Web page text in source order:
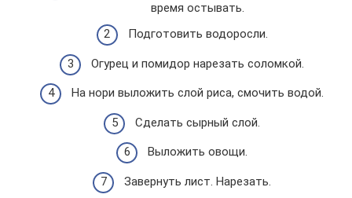
время остывать.
Подготовить водоросли.
Огурец и помидор нарезать соломкой.
На нори выложить слой риса, смочить водой.
Сделать сырный слой.
Выложить овощи.
Завернуть лист. Нарезать.